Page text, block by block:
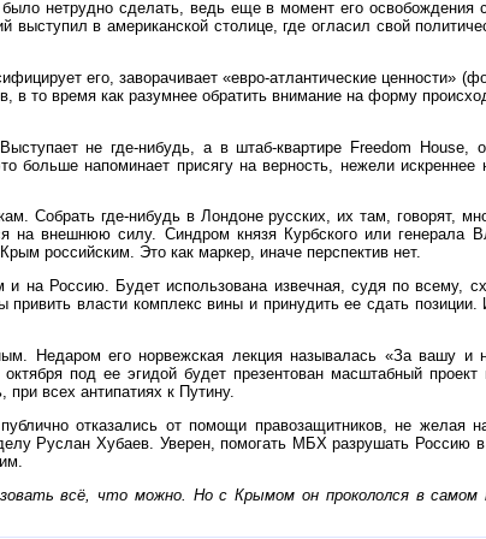
нетрудно сделать, ведь еще в момент его освобождения
в американской столице, где огласил свой
его, заворачивает «евро-атлантические
то время как разумнее обратить внимание на форму
не где-нибудь, а в штаб-квартире Freedom House,
напоминает присягу на верность, нежели
где-нибудь в Лондоне русских, их там, говорят,
внешнюю силу. Синдром князя Курбского или генерала
российским. Это как маркер, иначе перспектив нет.
на Россию. Будет использована извечная, судя по всему,
власти комплекс вины и принудить ее сдать
Недаром его норвежская лекция называлась «За вашу и
под ее эгидой будет презентован масштабный
всех антипатиях к Путину.
отказались от помощи правозащитников, не желая
Руслан Хубаев. Уверен, помогать МБХ разрушать
всё, что можно. Но с Крымом он прокололся в